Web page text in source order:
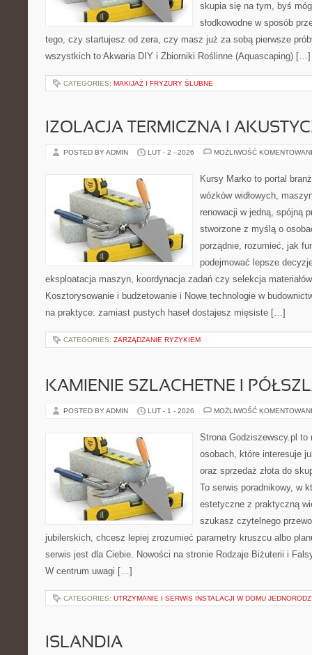
skupia się na tym, byś
słodkowodne w sposób
tego, czy startujesz od zera, czy masz już za sobą pierwsze
wszystkich to Akwaria DIY i Zbiorniki Roślinne (Aquascaping) […]
CATEGORIES: MAKIJAŻ I FRYZURY ŚLUBNE
IZOLACJA TERMICZNA I
POSTED BY ADMIN LUT - 2 - 2026 MOŻLIWOŚĆ
Kursy Marko to portal
wózków widłowych,
renowacji w jedną, spójną
stworzone z myślą o
porządnie, rozumieć, jak
podejmować lepsze
eksploatacja maszyn, koordynacja zadań czy selekcja
Kosztorysowanie i budżetowanie i Nowe technologie w
na praktyce: zamiast pustych haseł dostajesz mięsiste […]
CATEGORIES: ZARZĄDZANIE RYZYKIEM
KAMIENIE SZLACHETNE I
POSTED BY ADMIN LUT - 1 - 2026 MOŻLIWOŚĆ
Strona Godziszewscy.pl
osobach, które interesuje
oraz sprzedaż złota do
To serwis poradnikowy, w
estetyczne z praktyczną
szukasz czytelnego
jubilerskich, chcesz lepiej zrozumieć parametry kruszcu albo
serwis jest dla Ciebie. Nowości na stronie Rodzaje Biżuterii i
W centrum uwagi […]
CATEGORIES: UTRZYMANIE I SERWIS INSTALACJI W DOMU
ISLANDIA